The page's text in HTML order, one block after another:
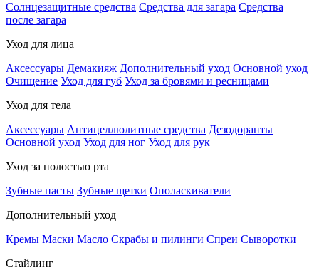
Солнцезащитные средства Средства для загара Средства
после загара
Уход для лица
Аксессуары Демакияж Дополнительный уход Основной уход
Очищение Уход для губ Уход за бровями и ресницами
Уход для тела
Аксессуары Антицеллюлитные средства Дезодоранты
Основной уход Уход для ног Уход для рук
Уход за полостью рта
Зубные пасты Зубные щетки Ополаскиватели
Дополнительный уход
Кремы Маски Масло Скрабы и пилинги Спреи Сыворотки
Стайлинг